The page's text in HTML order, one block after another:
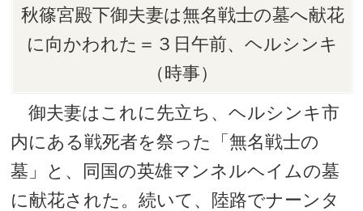
秋篠宮殿下御夫妻は無名戦士の墓へ献花
に向かわれた＝３日午前、ヘルシンキ
（時事）
御夫妻はこれに先立ち、ヘルシンキ市
内にある戦死者を祭った「無名戦士の
墓」と、同国の英雄マンネルヘイムの墓
に献花された。続いて、陸路でナーンタ